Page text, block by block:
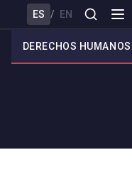
ES / EN
DERECHOS HUMANOS